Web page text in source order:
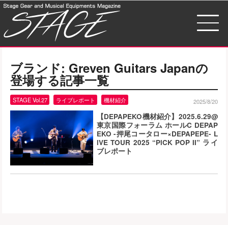
ブランド: Greven Guitars Japanの
登場する記事一覧
【DEPAPEKO機材紹介】2025.6.29@
東京国際フォーラム ホールC DEPAP
EKO -押尾コータロー×DEPAPEPE- L
lVE TOUR 2025 “PlCK POP II” ライ
ブレポート
STAGE Vol.27 ライブレポート 機材紹介 2025/8/20